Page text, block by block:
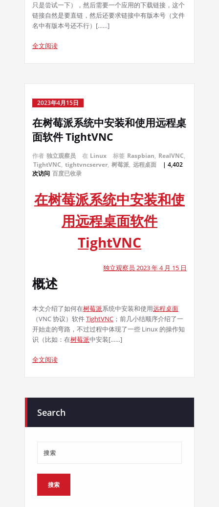
只是尝试一下），然后需要一个应用的下载链接，这个
链接自然是要直链，然后还要求链接中有版本号（文件
名中有版本号还不行）[……]
全文阅读
2023年4月15日
在树莓派系统中安装和使用远程桌
面软件 TightVNC
作者 独立观察员 在 Linux 标签 Raspbian, RealVNC,
TightVNC, tightvncserver, 树莓派, 远程桌面
| 4,402
次访问 百度已收录
在树莓派系统中安装和使
用远程桌面软件
TightVNC
独立观察员 2023 年 4 月 15 日
概述
本文介绍了如何在树莓派系统中安装和使用远程桌面
（VNC 协议）软件TightVNC ；前几小结顺序介绍了一
开始走的弯路，不过过程中体现了一些 Linux 的操作知
识（比如：在树莓派中安装[……]
全文阅读
Search